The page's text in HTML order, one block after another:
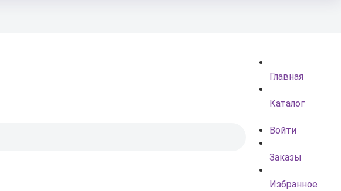
Главная
Каталог
Войти
Заказы
Избранное